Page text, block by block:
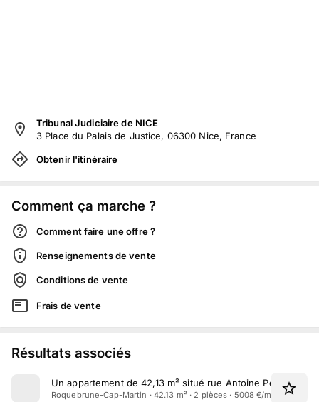
Tribunal Judiciaire de NICE
3 Place du Palais de Justice, 06300 Nice, France
Obtenir l'itinéraire
Comment ça marche ?
Comment faire une offre ?
Renseignements de vente
Conditions de vente
Frais de vente
Résultats associés
Un appartement de 42,13 m² situé rue Antoine Péglion à
Roquebrune-Cap-Martin · 42.13 m² · 2 pièces · 5008 €/m²